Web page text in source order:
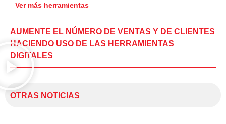
Ver más herramientas
AUMENTE EL NÚMERO DE VENTAS Y DE CLIENTES
HACIENDO USO DE LAS HERRAMIENTAS
DIGITALES
OTRAS NOTICIAS